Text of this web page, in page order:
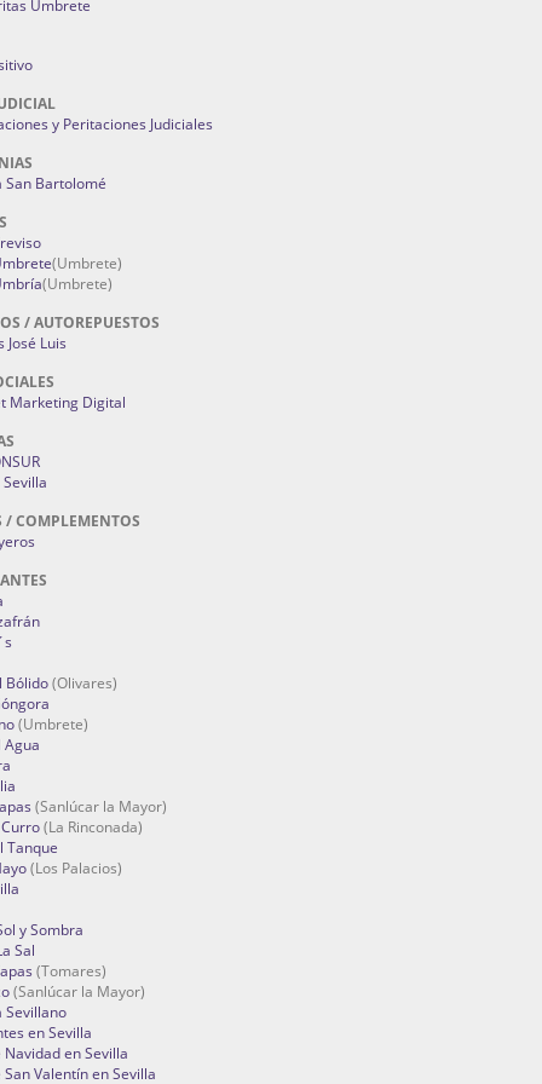
Umbrete
y Peritaciones Judiciales
San Bartolomé
(Umbrete)
(Umbrete)
/ AUTOREPUESTOS
José Luis
Marketing Digital
/ COMPLEMENTOS
Bólido(Olivares)
(Umbrete)
(Sanlúcar la Mayor)
(La Rinconada)
Tanque
(Los Palacios)
y Sombra
Sal
(Tomares)
(Sanlúcar la Mayor)
Sevillano
en Sevilla
Navidad en Sevilla
Valentín en Sevilla